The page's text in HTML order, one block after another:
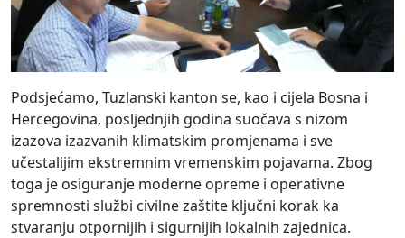
Podsjećamo, Tuzlanski kanton se, kao i cijela Bosna i
Hercegovina, posljednjih godina suočava s nizom
izazova izazvanih klimatskim promjenama i sve
učestalijim ekstremnim vremenskim pojavama. Zbog
toga je osiguranje moderne opreme i operativne
spremnosti službi civilne zaštite ključni korak ka
stvaranju otpornijih i sigurnijih lokalnih zajednica.